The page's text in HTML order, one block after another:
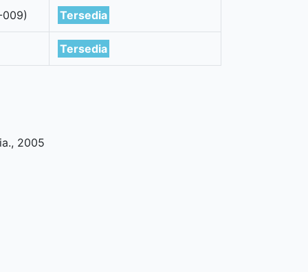
009) Tersedia
Tersedia
., 2005